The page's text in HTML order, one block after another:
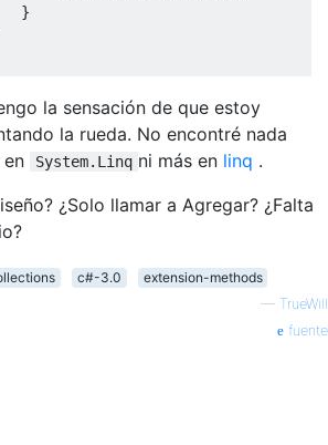
}
la sensación de que estoy
la rueda. No encontré nada
en
System.Linq ni más en linq .
¿Solo llamar a Agregar? ¿Falta
c#-3.0
extension-methods
— TrueWill
fuente